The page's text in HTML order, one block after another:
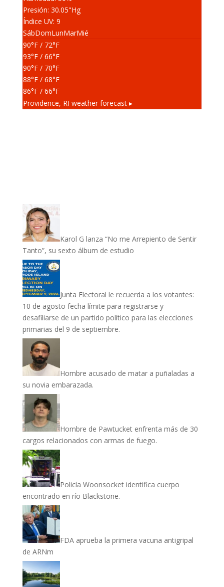
Presión: 30.05"Hg
Índice UV: 9
SábDomLunMarMié
90°F/ 72°F
93°F/ 66°F
90°F/ 70°F
88°F/ 68°F
86°F/ 66°F
Providence, RI weather forecast ▸
Karol G lanza “No me Arrepiento de Sentir
Tanto”, su sexto álbum de estudio
Junta Electoral le recuerda a los votantes:
10 de agosto fecha límite para registrarse y
desafiliarse de un partido político para las elecciones
primarias del 9 de septiembre.
Hombre acusado de matar a puñaladas a
su novia embarazada.
Hombre de Pawtucket enfrenta más de 30
cargos relacionados con armas de fuego.
Policía Woonsocket identifica cuerpo
encontrado en río Blackstone.
FDA aprueba la primera vacuna antigripal
de ARNm